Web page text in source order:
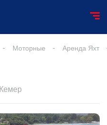
Моторные Аренда Яхт
Кемер